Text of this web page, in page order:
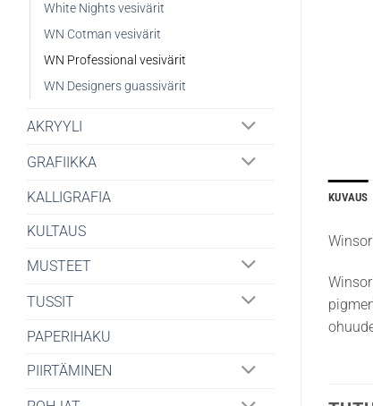
White Nights vesivärit
WN Cotman vesivärit
WN Professional vesivärit
WN Designers guassivärit
AKRYYLI
GRAFIIKKA
KALLIGRAFIA
KULTAUS
MUSTEET
TUSSIT
PAPERIHAKU
PIIRTÄMINEN
KUVAUS